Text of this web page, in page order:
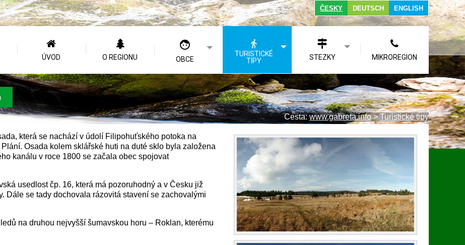
ÚVOD O REGIONU OBCE
TURISTICKÉ
TIPY
STEZKY MIKROREGION
ČESKY DEUTSCH ENGLISH
Cesta:www.gabreta.info>Turistické tipy
která se nachází v údolí Filipohuťského potoka na
Osada kolem sklářské huti na duté sklo byla založena
kanálu v roce 1800 se začala obec spojovat
usedlost čp. 16, která má pozoruhodný a v Česku již
Dále se tady dochovala rázovitá stavení se zachovalými
na druhou nejvyšší šumavskou horu – Roklan, kterému